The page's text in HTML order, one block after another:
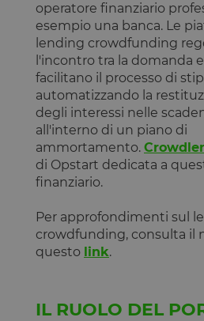
operatore finanziario
esempio una banca. Le
lending crowdfunding
l'incontro tra la domanda
facilitano il processo di
automatizzando la
degli interessi nelle
all'interno di un piano di
ammortamento.
di Opstart dedicata a
finanziario.
Per approfondimenti sul
crowdfunding, consulta il
questo link.
IL RUOLO DEL